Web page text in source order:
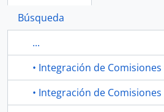
Búsqueda
...